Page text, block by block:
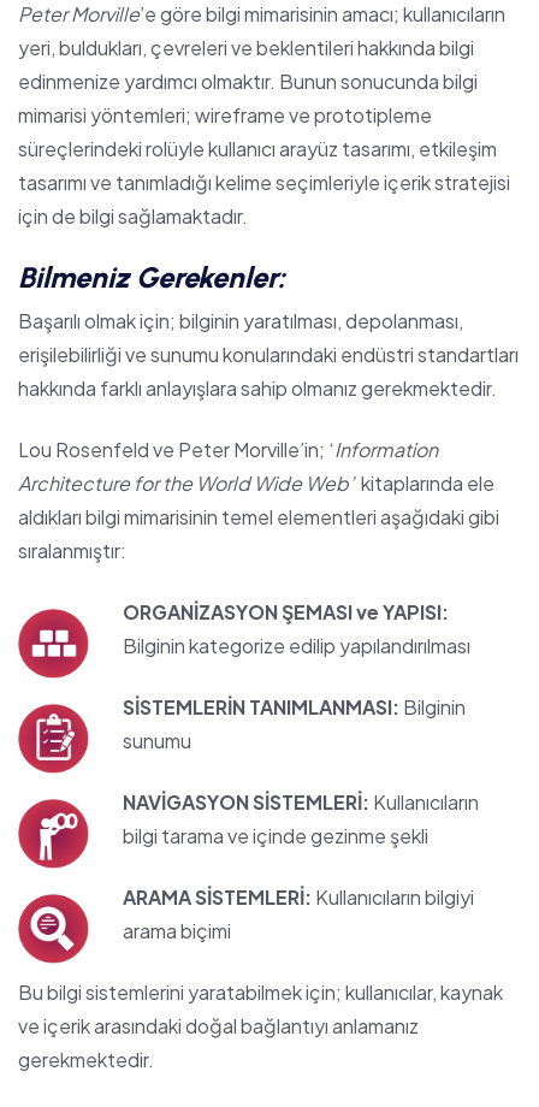
Peter Morville’e göre bilgi mimarisinin amacı; kullanıcıların
yeri, buldukları, çevreleri ve beklentileri hakkında bilgi
edinmenize yardımcı olmaktır. Bunun sonucundabilgi
mimarisi yöntemleri; wireframeveprototipleme
süreçlerindeki rolüylekullanıcı arayüz tasarımı, etkileşim
tasarımıve tanımladığı kelime seçimleriyleiçerik stratejisi
için de bilgi sağlamaktadır.
Bilmeniz Gerekenler:
Başarılı olmak için; bilginin yaratılması, depolanması,
erişilebilirliğive sunumu konularındaki endüstri standartları
hakkında farklı anlayışlara sahip olmanız gerekmektedir.
Lou Rosenfeld ve Peter Morville’in; ‘Information
Architecture for the World Wide Web’ kitaplarında ele
aldıkları bilgi mimarisinin temel elementleri aşağıdaki gibi
sıralanmıştır:
ORGANİZASYONŞEMASIveYAPISI:
Bilginin kategorize edilip yapılandırılması
SİSTEMLERİN TANIMLANMASI: Bilginin
sunumu
NAVİGASYON SİSTEMLERİ: Kullanıcıların
bilgi tarama ve içinde gezinme şekli
ARAMA SİSTEMLERİ: Kullanıcıların bilgiyi
arama biçimi
Bu bilgi sistemlerini yaratabilmek için; kullanıcılar, kaynak
ve içerik arasındaki doğal bağlantıyı anlamanız
gerekmektedir.